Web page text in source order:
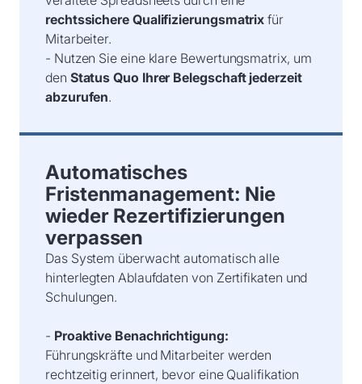
rechtssichere Qualifizierungsmatrix für
Mitarbeiter.
- Nutzen Sie eine klare Bewertungsmatrix, um
den Status Quo Ihrer Belegschaft jederzeit
abzurufen.
Automatisches
Fristenmanagement: Nie
wieder Rezertifizierungen
verpassen
Das System überwacht automatisch alle
hinterlegten Ablaufdaten von Zertifikaten und
Schulungen.
- Proaktive Benachrichtigung:
Führungskräfte und Mitarbeiter werden
rechtzeitig erinnert, bevor eine Qualifikation